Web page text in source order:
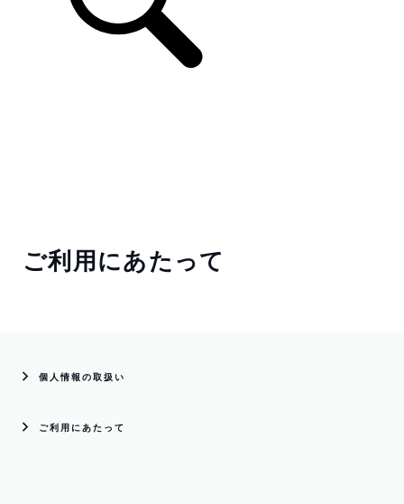
ご利用にあたって
個人情報の取扱い
ご利用にあたって